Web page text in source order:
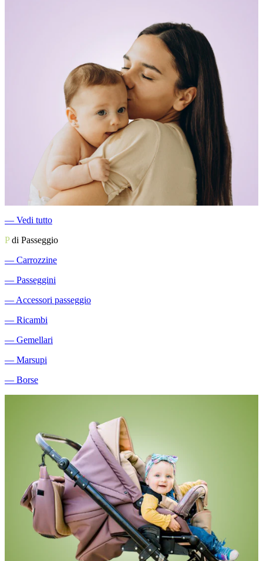
― Vedi tutto
Pdi Passeggio
― Carrozzine
― Passeggini
― Accessori passeggio
― Ricambi
― Gemellari
― Marsupi
― Borse